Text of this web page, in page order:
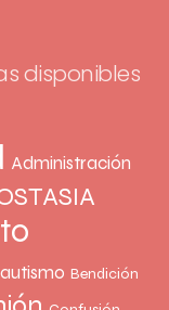
disponibles
Administración
Bendición